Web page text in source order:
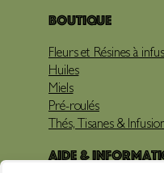
Boutique
Fleurs et Résines à
Huiles
Miels
Pré-roulés
Thés, Tisanes &
Aide &